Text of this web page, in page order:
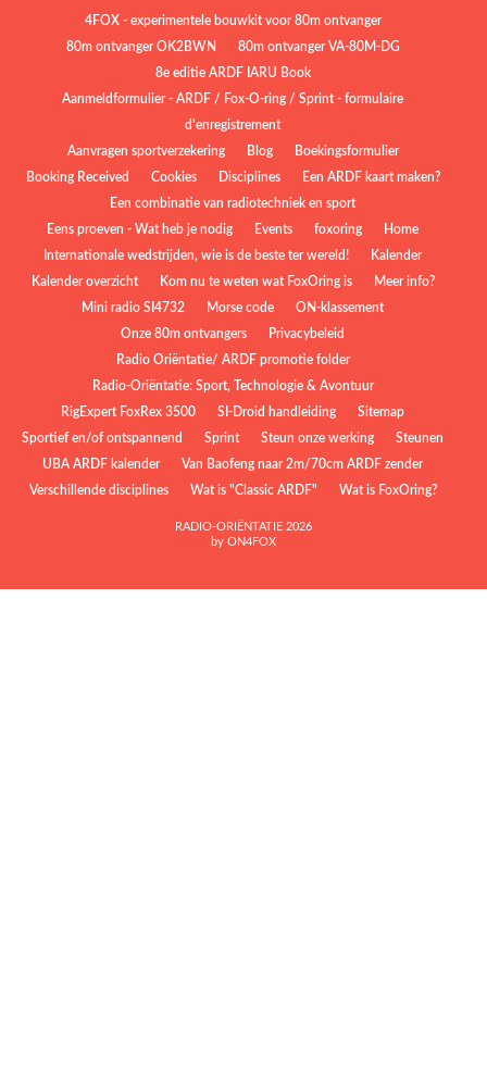
4FOX - experimentele bouwkit voor 80m ontvanger
80m ontvanger OK2BWN
80m ontvanger VA-80M-DG
8e editie ARDF IARU Book
Aanmeldformulier - ARDF / Fox-O-ring / Sprint - formulaire
d'enregistrement
Aanvragen sportverzekering
Blog
Boekingsformulier
Booking Received
Cookies Disciplines
Een ARDF kaart maken?
Een combinatie van radiotechniek en sport
Eens proeven - Wat heb je nodig
Events foxoring
Home
Internationale wedstrijden, wie is de beste ter wereld!
Kalender
Kalender overzicht
Kom nu te weten wat FoxOring is
Meer info?
Mini radio SI4732
Morse code
ON-klassement
Onze 80m ontvangers
Privacybeleid
Radio Oriëntatie/ ARDF promotie folder
Radio‑Oriëntatie: Sport, Technologie & Avontuur
RigExpert FoxRex 3500
SI-Droid handleiding
Sitemap
Sportief en/of ontspannend
Sprint Steun onze werking
Steunen
UBA ARDF kalender
Van Baofeng naar 2m/70cm ARDF zender
Verschillende disciplines
Wat is "Classic ARDF" Wat is FoxOring?
RADIO-ORIËNTATIE 2026
by ON4FOX